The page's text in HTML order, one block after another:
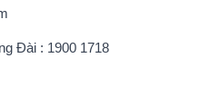
Đài : 1900 1718